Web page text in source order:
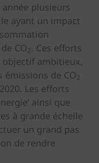
plusieurs
ayant un impact
CO2. Ces efforts
ambitieux,
émissions de CO2
Les efforts
ainsi que
à grande échelle
un grand pas
de rendre